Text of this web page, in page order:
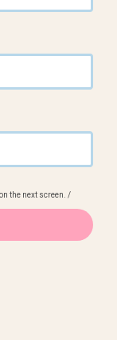
the next screen. /